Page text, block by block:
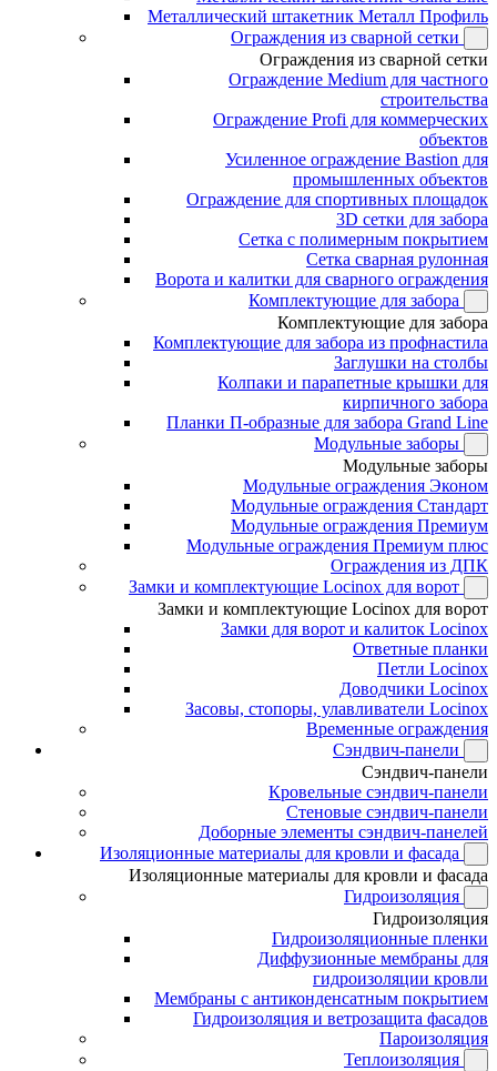
Металлический штакетник Металл Профиль
Ограждения из сварной сетки
Ограждения из сварной сетки
Ограждение Medium для частного
строительства
Ограждение Profi для коммерческих
объектов
Усиленное ограждение Bastion для
промышленных объектов
Ограждение для спортивных площадок
3D сетки для забора
Сетка с полимерным покрытием
Сетка сварная рулонная
Ворота и калитки для сварного ограждения
Комплектующие для забора
Комплектующие для забора
Комплектующие для забора из профнастила
Заглушки на столбы
Колпаки и парапетные крышки для
кирпичного забора
Планки П-образные для забора Grand Line
Модульные заборы
Модульные заборы
Модульные ограждения Эконом
Модульные ограждения Стандарт
Модульные ограждения Премиум
Модульные ограждения Премиум плюс
Ограждения из ДПК
Замки и комплектующие Locinox для ворот
Замки и комплектующие Locinox для ворот
Замки для ворот и калиток Locinox
Ответные планки
Петли Locinox
Доводчики Locinox
Засовы, стопоры, улавливатели Locinox
Временные ограждения
Сэндвич-панели
Сэндвич-панели
Кровельные сэндвич-панели
Стеновые сэндвич-панели
Доборные элементы сэндвич-панелей
Изоляционные материалы для кровли и фасада
Изоляционные материалы для кровли и фасада
Гидроизоляция
Гидроизоляция
Гидроизоляционные пленки
Диффузионные мембраны для
гидроизоляции кровли
Мембраны с антиконденсатным покрытием
Гидроизоляция и ветрозащита фасадов
Пароизоляция
Теплоизоляция